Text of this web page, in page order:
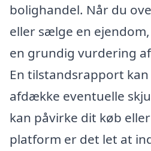
bolighandel. Når du
eller sælge en
en grundig vurdering
En tilstandsrapport
afdække eventuelle
kan påvirke dit køb
platform er det let at